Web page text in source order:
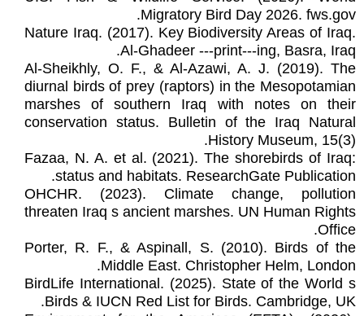
Migratory Bird Day 2026. fws.gov.
Nature Iraq. (2017). Key Biodiversity Areas of Iraq.
Al-Ghadeer ---print---ing, Basra, Iraq.
Al-Sheikhly, O. F., & Al-Azawi, A. J. (2019). The
diurnal birds of prey (raptors) in the Mesopotamian
marshes of southern Iraq with notes on their
conservation status. Bulletin of the Iraq Natural
History Museum, 15(3).
Fazaa, N. A. et al. (2021). The shorebirds of Iraq:
status and habitats. ResearchGate Publication.
OHCHR. (2023). Climate change, pollution
threaten Iraq s ancient marshes. UN Human Rights
Office.
Porter, R. F., & Aspinall, S. (2010). Birds of the
Middle East. Christopher Helm, London.
BirdLife International. (2025). State of the World s
Birds & IUCN Red List for Birds. Cambridge, UK.